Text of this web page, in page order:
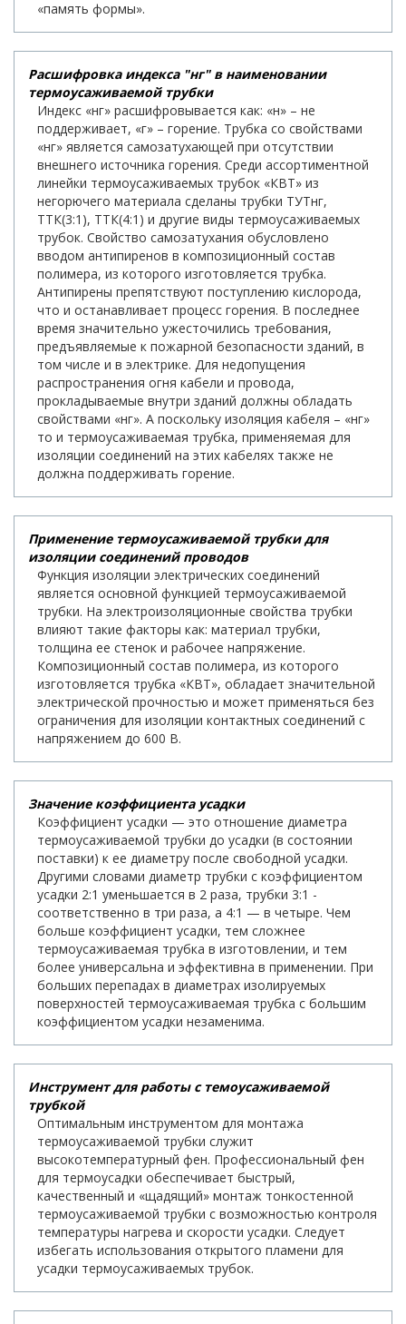
«память формы».
Расшифровка индекса "нг" в наименовании
термоусаживаемой трубки
Индекс «нг» расшифровывается как: «н» – не
поддерживает, «г» – горение. Трубка со свойствами
«нг» является самозатухающей при отсутствии
внешнего источника горения. Среди ассортиментной
линейки термоусаживаемых трубок «КВТ» из
негорючего материала сделаны трубки ТУТнг,
ТТК(3:1), ТТК(4:1) и другие виды термоусаживаемых
трубок. Свойство самозатухания обусловлено
вводом антипиренов в композиционный состав
полимера, из которого изготовляется трубка.
Антипирены препятствуют поступлению кислорода,
что и останавливает процесс горения. В последнее
время значительно ужесточились требования,
предъявляемые к пожарной безопасности зданий, в
том числе и в электрике. Для недопущения
распространения огня кабели и провода,
прокладываемые внутри зданий должны обладать
свойствами «нг». А поскольку изоляция кабеля – «нг»
то и термоусаживаемая трубка, применяемая для
изоляции соединений на этих кабелях также не
должна поддерживать горение.
Применение термоусаживаемой трубки для
изоляции соединений проводов
Функция изоляции электрических соединений
является основной функцией термоусаживаемой
трубки. На электроизоляционные свойства трубки
влияют такие факторы как: материал трубки,
толщина ее стенок и рабочее напряжение.
Композиционный состав полимера, из которого
изготовляется трубка «КВТ», обладает значительной
электрической прочностью и может применяться без
ограничения для изоляции контактных соединений с
напряжением до 600 В.
Значение коэффициента усадки
Коэффициент усадки — это отношение диаметра
термоусаживаемой трубки до усадки (в состоянии
поставки) к ее диаметру после свободной усадки.
Другими словами диаметр трубки с коэффициентом
усадки 2:1 уменьшается в 2 раза, трубки 3:1 -
соответственно в три раза, а 4:1 — в четыре. Чем
больше коэффициент усадки, тем сложнее
термоусаживаемая трубка в изготовлении, и тем
более универсальна и эффективна в применении. При
больших перепадах в диаметрах изолируемых
поверхностей термоусаживаемая трубка с большим
коэффициентом усадки незаменима.
Инструмент для работы с темоусаживаемой
трубкой
Оптимальным инструментом для монтажа
термоусаживаемой трубки служит
высокотемпературный фен. Профессиональный фен
для термоусадки обеспечивает быстрый,
качественный и «щадящий» монтаж тонкостенной
термоусаживаемой трубки с возможностью контроля
температуры нагрева и скорости усадки. Следует
избегать использования открытого пламени для
усадки термоусаживаемых трубок.